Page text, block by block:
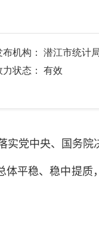
布机构： 潜江市统计
力状态： 有效
实党中央、国务院
体平稳、稳中提质